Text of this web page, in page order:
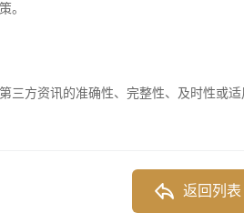
。
三方资讯的准确性、完整性、及时性或适
返回列表